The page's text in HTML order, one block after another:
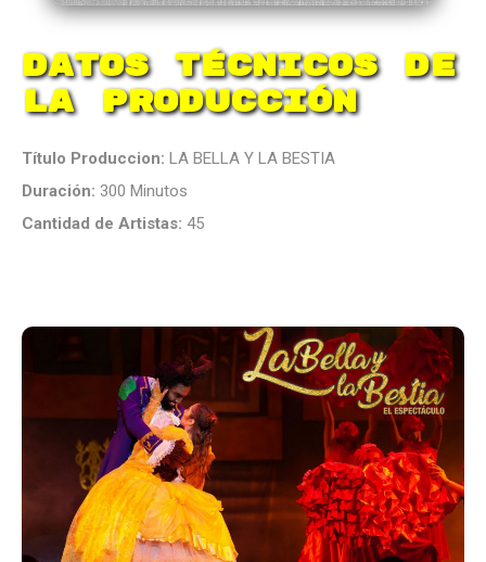
Datos Técnicos de
la Producción
Título Produccion: LA BELLA Y LA BESTIA
Duración: 300 Minutos
Cantidad de Artistas: 45